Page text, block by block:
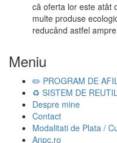
că oferta lor este atât
multe produse
reducând astfel
Meniu
✏️ PROGRAM DE
♻️ SISTEM DE
Despre mine
Contact
Modalitati de Plata /
Anpc.ro